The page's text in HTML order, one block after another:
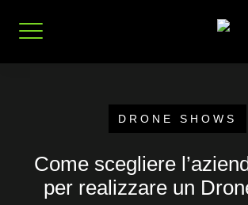
DRONE SHOWS
Come scegliere
per realizzare un